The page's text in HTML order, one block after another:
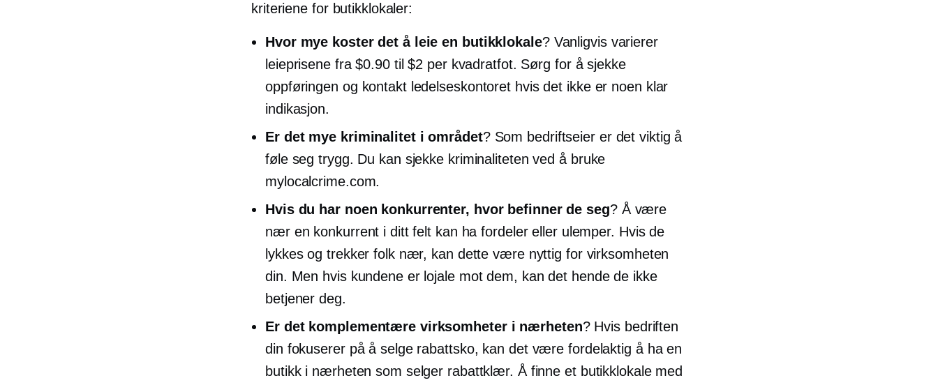
kriteriene for butikklokaler:
Hvor mye koster det å leie en butikklokale? Vanligvis varierer
leieprisene fra $0.90 til $2 per kvadratfot. Sørg for å sjekke
oppføringen og kontakt ledelseskontoret hvis det ikke er noen klar
indikasjon.
Er det mye kriminalitet i området? Som bedriftseier er det viktig å
føle seg trygg. Du kan sjekke kriminaliteten ved å bruke
mylocalcrime.com.
Hvis du har noen konkurrenter, hvor befinner de seg? Å være
nær en konkurrent i ditt felt kan ha fordeler eller ulemper. Hvis de
lykkes og trekker folk nær, kan dette være nyttig for virksomheten
din. Men hvis kundene er lojale mot dem, kan det hende de ikke
betjener deg.
Er det komplementære virksomheter i nærheten? Hvis bedriften
din fokuserer på å selge rabattsko, kan det være fordelaktig å ha en
butikk i nærheten som selger rabattklær. Å finne et butikklokale med